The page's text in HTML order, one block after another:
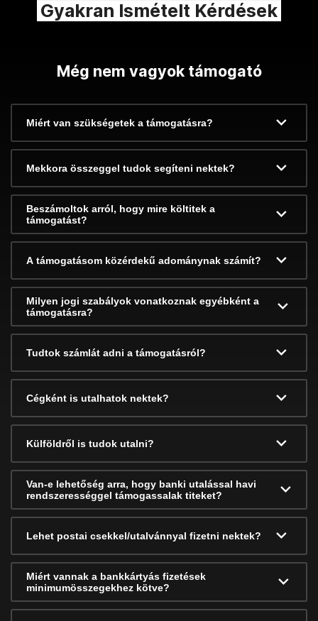
Gyakran Ismételt Kérdések
Még nem vagyok támogató
Miért van szükségetek a támogatásra?
Mekkora összeggel tudok segíteni nektek?
Beszámoltok arról, hogy mire költitek a
támogatást?
A támogatásom közérdekű adománynak számít?
Milyen jogi szabályok vonatkoznak egyébként a
támogatásra?
Tudtok számlát adni a támogatásról?
Cégként is utalhatok nektek?
Külföldről is tudok utalni?
Van-e lehetőség arra, hogy banki utalással havi
rendszerességgel támogassalak titeket?
Lehet postai csekkel/utalvánnyal fizetni nektek?
Miért vannak a bankkártyás fizetések
minimumösszegekhez kötve?